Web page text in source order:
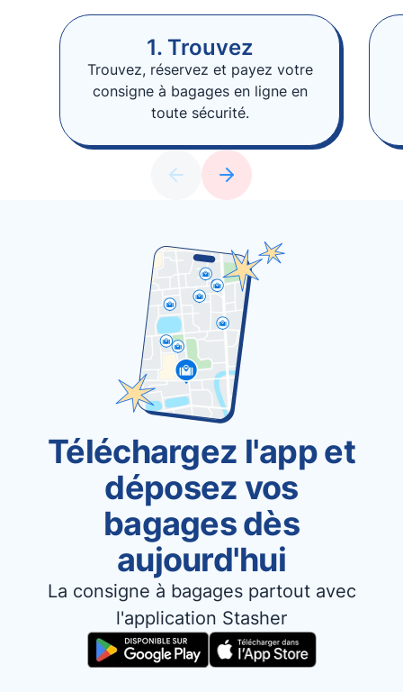
1. Trouvez
Trouvez, réservez et payez votre
consigne à bagages en ligne en
toute sécurité.
Téléchargez l'app et
déposez vos
bagages dès
aujourd'hui
La consigne à bagages partout avec
l'application Stasher